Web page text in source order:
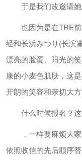
于是我们改邀请
也因为是在TRE
经和长浜みつり(长滨
漂亮的脸蛋、阳光的
康的小麦色肌肤，这
开朗的笑容和亲切大
什么时候报名？
，一样要麻烦大
依照收信的先后顺序